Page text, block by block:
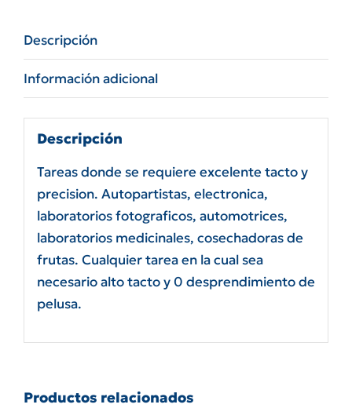
Descripción
Información adicional
Descripción
Tareas donde se requiere excelente tacto y
precision. Autopartistas, electronica,
laboratorios fotograficos, automotrices,
laboratorios medicinales, cosechadoras de
frutas. Cualquier tarea en la cual sea
necesario alto tacto y 0 desprendimiento de
pelusa.
Productos relacionados